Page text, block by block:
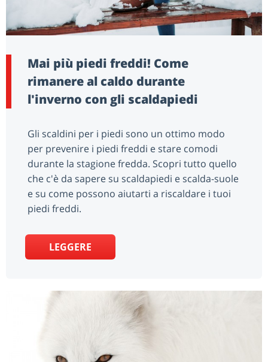
Mai più piedi freddi! Come
rimanere al caldo durante
l'inverno con gli scaldapiedi
Gli scaldini per i piedi sono un ottimo modo
per prevenire i piedi freddi e stare comodi
durante la stagione fredda. Scopri tutto quello
che c'è da sapere su scaldapiedi e scalda-suole
e su come possono aiutarti a riscaldare i tuoi
piedi freddi.
LEGGERE